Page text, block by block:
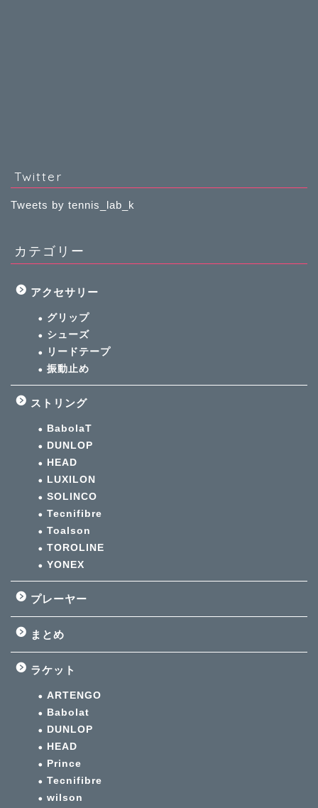
Twitter
Tweets by tennis_lab_k
カテゴリー
アクセサリー
グリップ
シューズ
リードテープ
振動止め
ストリング
BabolaT
DUNLOP
HEAD
LUXILON
SOLINCO
Tecnifibre
Toalson
TOROLINE
YONEX
プレーヤー
まとめ
ラケット
ARTENGO
Babolat
DUNLOP
HEAD
Prince
Tecnifibre
wilson